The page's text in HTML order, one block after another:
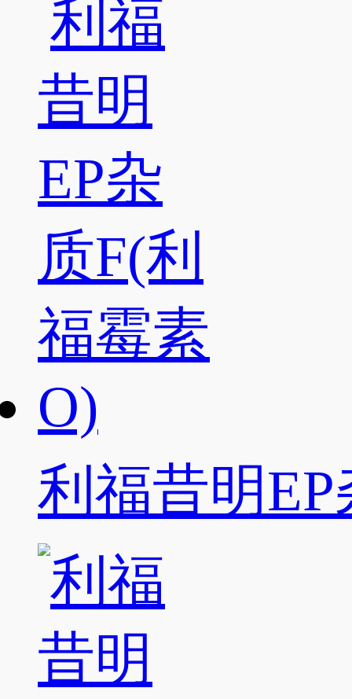
利福昔明